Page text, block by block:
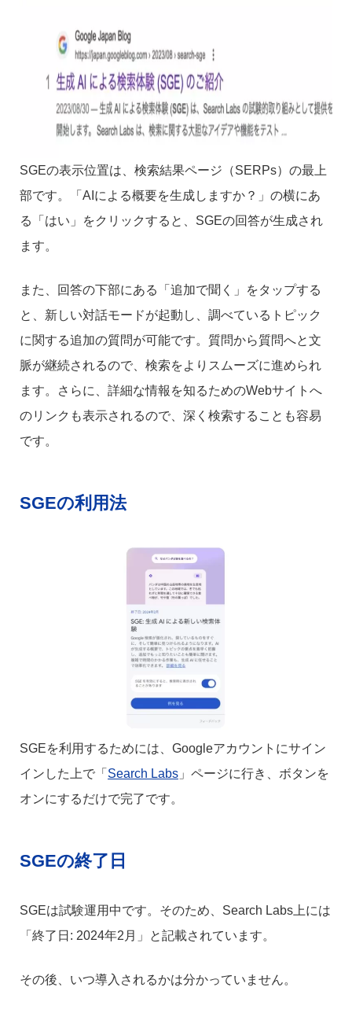
SGEの表示位置は、検索結果ページ（SERPs）の最上
部です。「AIによる概要を生成しますか？」の横にあ
る「はい」をクリックすると、SGEの回答が生成され
ます。
また、回答の下部にある「追加で聞く」をタップする
と、新しい対話モードが起動し、調べているトピック
に関する追加の質問が可能です。質問から質問へと文
脈が継続されるので、検索をよりスムーズに進められ
ます。さらに、詳細な情報を知るためのWebサイトへ
のリンクも表示されるので、深く検索することも容易
です。
SGEの利用法
SGEを利用するためには、Googleアカウントにサイン
インした上で「 Search Labs 」ページに行き、ボタンを
オンにするだけで完了です。
SGEの終了日
SGEは試験運用中です。そのため、Search Labs上には
「終了日: 2024年2月」と記載されています。
その後、いつ導入されるかは分かっていません。